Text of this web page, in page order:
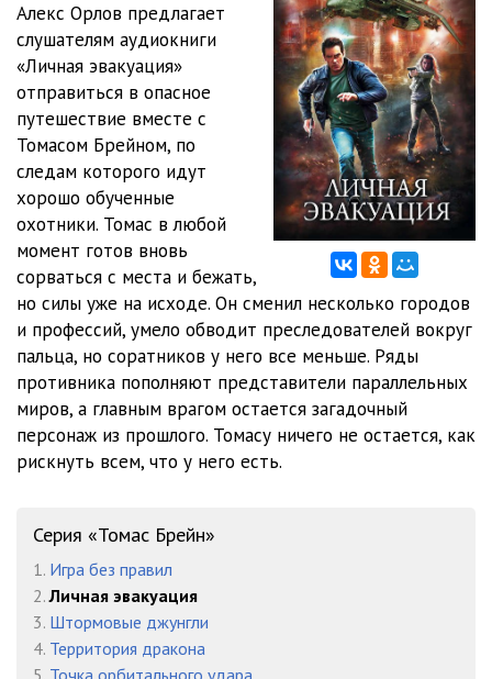
0007 10:49
0008 11:24
0009 04:22
0010 09:47
0011 09:10
05:29
0013
0014 08:12
0015
0016
0017
0019
0020
0021
Алекс Орлов предлагает
слушателям аудиокниги
«Личная эвакуация»
отправиться в опасное
путешествие вместе с
Томасом Брейном, по
следам которого идут
хорошо обученные
охотники. Томас в любой
момент готов вновь
сорваться с места и бежать,
но силы уже на исходе. Он сменил несколько городов
и профессий, умело обводит преследователей вокруг
пальца, но соратников у него все меньше. Ряды
противника пополняют представители параллельных
миров, а главным врагом остается загадочный
персонаж из прошлого. Томасу ничего не остается, как
рискнуть всем, что у него есть.
Серия «Томас Брейн»
1. Игра без правил
2. Личная эвакуация
3. Штормовые джунгли
4. Территория дракона
5. Точка орбитального удара